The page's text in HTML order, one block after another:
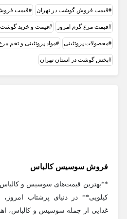
قیمت فروش گوشت در تهران قیمت
قیمت مرغ گرم امروز قیمت و خرید
محصولات پروتئینی مواد پروتئینی و تخم
پخش گوشت در استان تهران
فروش سوسیس کالباس
**بهترین قیمت‌های سوسیس و
کیلویی** در دنیای پرشتاب امروز،
غذایی از جمله سوسیس و کالباس،